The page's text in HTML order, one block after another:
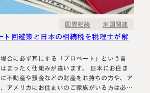
国際相続 米国関連
ト回避策と日本の相続税を税理士が解
合に必ず耳にする「プロベート」という言
く仕組みが違います。 日本にお住ま
不動産や預金などの財産をお持ちの方や、ア
アメリカにお住まいのご家族がいる方は必見